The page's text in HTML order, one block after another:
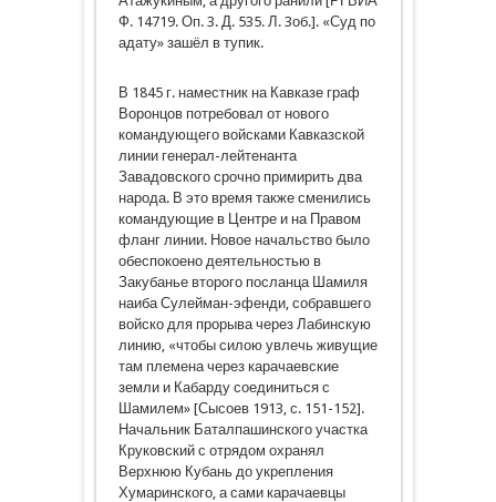
Ф. 14719. Оп. 3. Д. 535. Л. 3об.]. «Суд по
адату» зашёл в тупик.
В 1845 г. наместник на Кавказе граф
Воронцов потребовал от нового
командующего войсками Кавказской
линии генерал-лейтенанта
Завадовского срочно примирить два
народа. В это время также сменились
командующие в Центре и на Правом
фланг линии. Новое начальство было
обеспокоено деятельностью в
Закубанье второго посланца Шамиля
наиба Сулейман-эфенди, собравшего
войско для прорыва через Лабинскую
линию, «чтобы силою увлечь живущие
там племена через карачаевские
земли и Кабарду соединиться с
Шамилем» [Сысоев 1913, с. 151-152].
Начальник Баталпашинского участка
Круковский с отрядом охранял
Верхнюю Кубань до укрепления
Хумаринского, а сами карачаевцы